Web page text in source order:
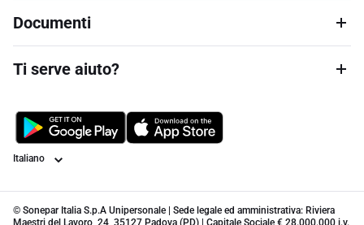
Documenti
Ti serve aiuto?
Lingua
© Sonepar Italia S.p.A Unipersonale | Sede legale ed amministrativa: Riviera
Maestri del Lavoro, 24, 35127 Padova (PD) | Capitale Sociale € 28.000.000 i.v.